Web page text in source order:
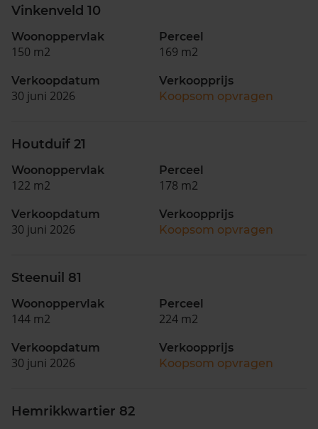
Vinkenveld 10
Woonoppervlak
150 m2
Perceel
169 m2
Verkoopdatum
30 juni 2026
Verkoopprijs
Koopsom opvragen
Houtduif 21
Woonoppervlak
122 m2
Perceel
178 m2
Verkoopdatum
30 juni 2026
Verkoopprijs
Koopsom opvragen
Steenuil 81
Woonoppervlak
144 m2
Perceel
224 m2
Verkoopdatum
30 juni 2026
Verkoopprijs
Koopsom opvragen
Hemrikkwartier 82